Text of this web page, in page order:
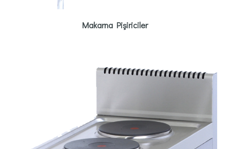
Makarna Pişiriciler